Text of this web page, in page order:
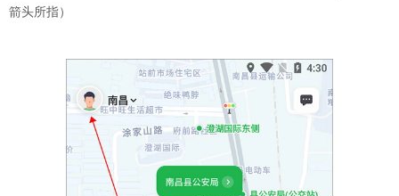
箭头所指）